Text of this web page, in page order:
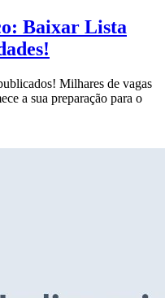
Baixar Lista
Milhares de vagas
a sua preparação para o